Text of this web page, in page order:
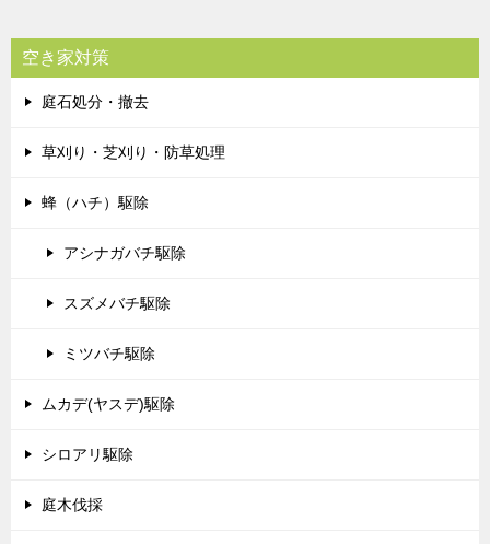
空き家対策
庭石処分・撤去
草刈り・芝刈り・防草処理
蜂（ハチ）駆除
アシナガバチ駆除
スズメバチ駆除
ミツバチ駆除
ムカデ(ヤスデ)駆除
シロアリ駆除
庭木伐採